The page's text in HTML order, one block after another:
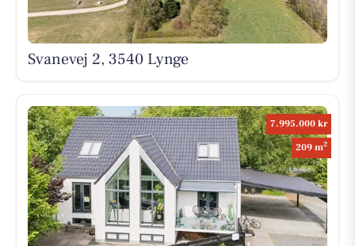
Svanevej 2, 3540 Lynge
7.995.000 kr
209 m2